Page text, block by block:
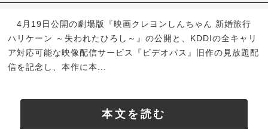
4月19日公開の劇場版『映画クレヨンしんちゃん 新婚旅行
ハリケーン ～失われたひろし～』の公開と、KDDIの全キャリ
ア対応可能な映像配信サービス『ビデオパス』旧作の見放題配
信を記念し、本作に本...
本文を読む